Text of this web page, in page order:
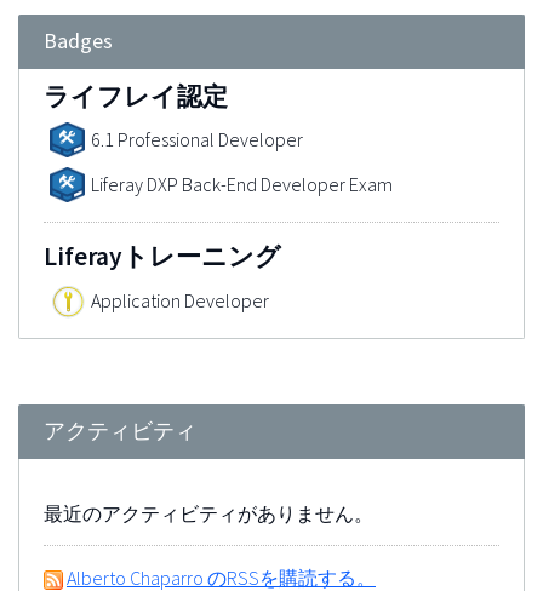
Badges
ライフレイ認定
6.1 Professional Developer
Liferay DXP Back-End Developer Exam
Liferayトレーニング
Application Developer
アクティビティ
最近のアクティビティがありません。
Alberto Chaparro のRSSを購読する。